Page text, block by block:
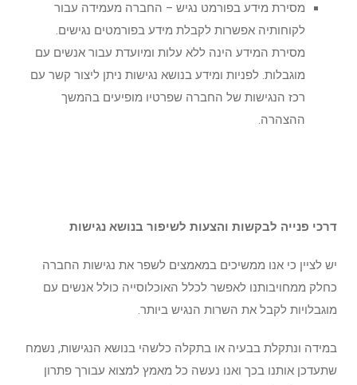
מסירת מידע בפורמט נגיש – החברה מעמידה עבור
לקוחותיה אפשרות לקבלת מידע בפורמטים נגישים.
מסירת המידע הינה ללא עלות ומיועדת עבור אנשים עם
מוגבלות. לפניות ומידע בנושא נגישות ניתן ליצור קשר עם
רכז הנגישות של החברה שפרטיו מופיעים בהמשך
ההצהרה.
דרכי פנייה לבקשות והצעות לשיפור בנושא נגישות
יש לציין כי אנו ממשיכים במאמצים לשפר את נגישות החברה
כחלק ממחויבותנו לאפשר לכלל האוכלוסייה כולל אנשים עם
מוגבלויות לקבל את השרות הנגיש ביותר.
במידה ונתקלת בבעיה או בתקלה כלשהי בנושא הנגישות, נשמח
שתעדכן אותנו בכך ואנו נעשה כל מאמץ למצוא עבורך פתרון